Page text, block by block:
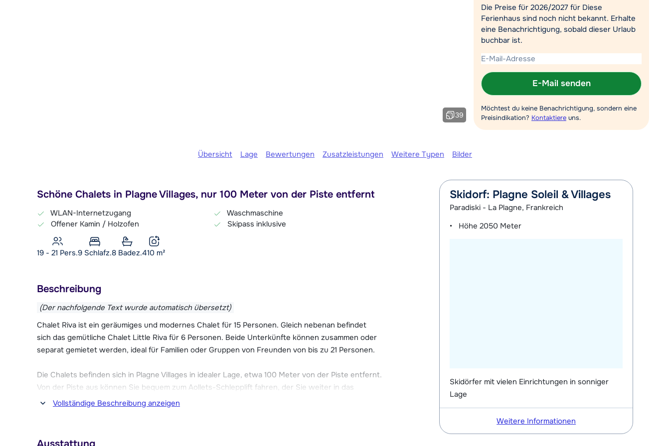
Wir sind heute um 09:00 Uhr geöffnet.
Mit einem Experten chatten
767598210
39
Die Preise für 2026/2027 für Diese
Ferienhaus sind noch nicht bekannt. Erhalte
eine Benachrichtigung, sobald dieser Urlaub
buchbar ist.
E-Mail senden
Möchtest du keine Benachrichtigung, sondern eine
Preisindikation? Kontaktiere uns.
Übersicht Lage Bewertungen Zusatzleistungen Weitere Typen Bilder
Schöne Chalets in Plagne Villages, nur 100 Meter von der Piste entfernt
WLAN-Internetzugang
Offener Kamin / Holzofen
Waschmaschine
Skipass inklusive
19 - 21 Pers.9 Schlafz.8 Badez.410 m²
Beschreibung
(Der nachfolgende Text wurde automatisch übersetzt)
Chalet Riva ist ein geräumiges und modernes Chalet für 15 Personen. Gleich nebenan befindet
sich das gemütliche Chalet Little Riva für 6 Personen. Beide Unterkünfte können zusammen oder
separat gemietet werden, ideal für Familien oder Gruppen von Freunden von bis zu 21 Personen.
Die Chalets befinden sich in Plagne Villages in idealer Lage, etwa 100 Meter von der Piste entfernt.
Von der Piste aus können Sie bequem zum Aollets-Schlepplift fahren, der Sie weiter in das
Skigebiet von La Plagne mit 224 Pistenkilometern bringt. Wenn Sie Ihren Skipass um Les Arcs
Vollständige Beschreibung anzeigen
Skidorf: Plagne Soleil & Villages
Paradiski - La Plagne, Frankreich
Höhe2050 Meter
Skidörfer mit vielen Einrichtungen in sonniger
Lage
Weitere Informationen